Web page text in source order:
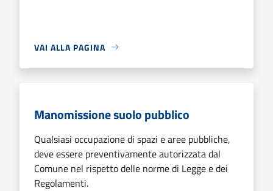
VAI ALLA PAGINA
Manomissione suolo pubblico
Qualsiasi occupazione di spazi e aree pubbliche,
deve essere preventivamente autorizzata dal
Comune nel rispetto delle norme di Legge e dei
Regolamenti.